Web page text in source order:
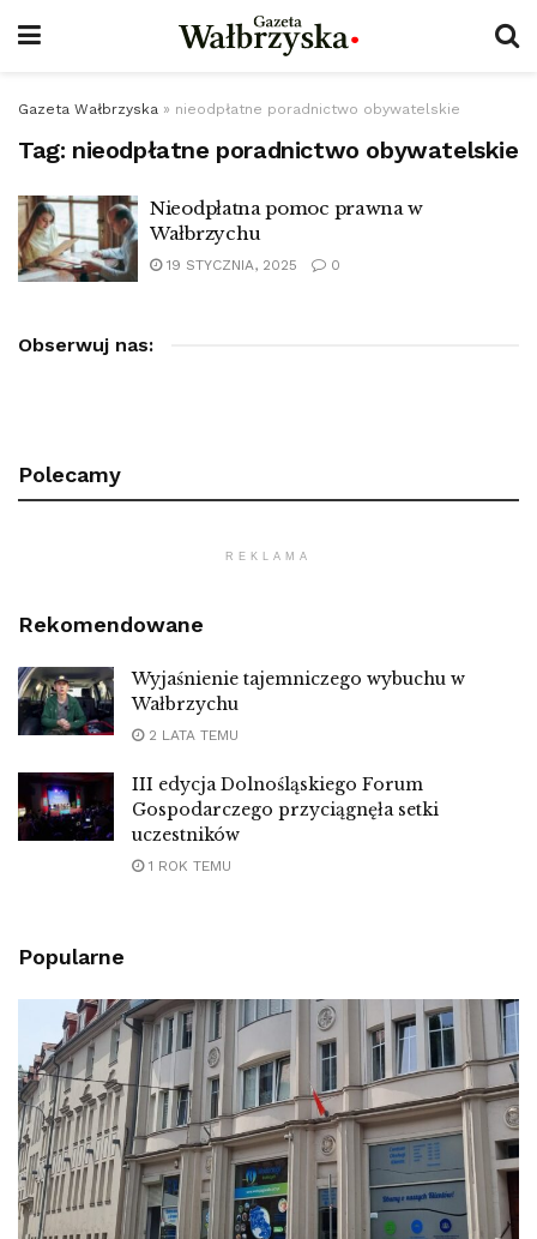
Gazeta Wałbrzyska » nieodpłatne poradnictwo obywatelskie
Tag: nieodpłatne poradnictwo obywatelskie
Nieodpłatna pomoc prawna w
Wałbrzychu
19 STYCZNIA, 2025 0
Obserwuj nas:
Polecamy
REKLAMA
Rekomendowane
Wyjaśnienie tajemniczego wybuchu w
Wałbrzychu
2 LATA TEMU
III edycja Dolnośląskiego Forum
Gospodarczego przyciągnęła setki
uczestników
1 ROK TEMU
Popularne